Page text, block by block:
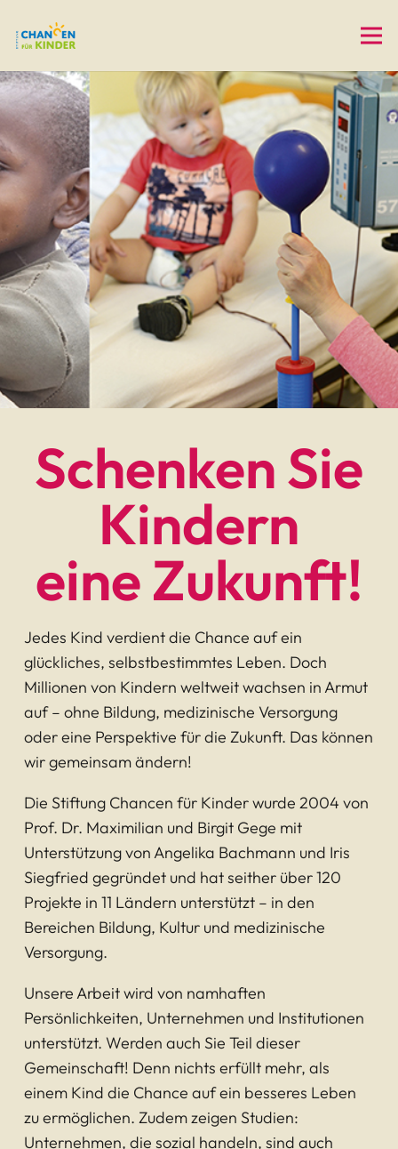
Schenken Sie
Kindern
eine Zukunft!
Jedes Kind verdient die Chance auf ein
glückliches, selbstbestimmtes Leben. Doch
Millionen von Kindern weltweit wachsen in Armut
auf – ohne Bildung, medizinische Versorgung
oder eine Perspektive für die Zukunft. Das können
wir gemeinsam ändern!
Die Stiftung Chancen für Kinder wurde 2004 von
Prof. Dr. Maximilian und Birgit Gege mit
Unterstützung von Angelika Bachmann und Iris
Siegfried gegründet und hat seither über 120
Projekte in 11 Ländern unterstützt – in den
Bereichen Bildung, Kultur und medizinische
Versorgung.
Unsere Arbeit wird von namhaften
Persönlichkeiten, Unternehmen und Institutionen
unterstützt. Werden auch Sie Teil dieser
Gemeinschaft! Denn nichts erfüllt mehr, als
einem Kind die Chance auf ein besseres Leben
zu ermöglichen. Zudem zeigen Studien:
Unternehmen, die sozial handeln, sind auch